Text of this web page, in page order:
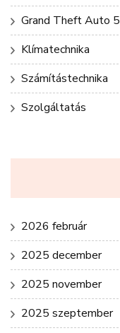
Grand Theft Auto 5
Klímatechnika
Számítástechnika
Szolgáltatás
2026 február
2025 december
2025 november
2025 szeptember